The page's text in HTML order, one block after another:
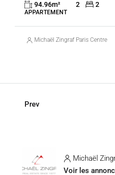
94.96m² 2 2
APPARTEMENT
Michaël Zingraf Paris Centre
Prev
Michaël
Voir les